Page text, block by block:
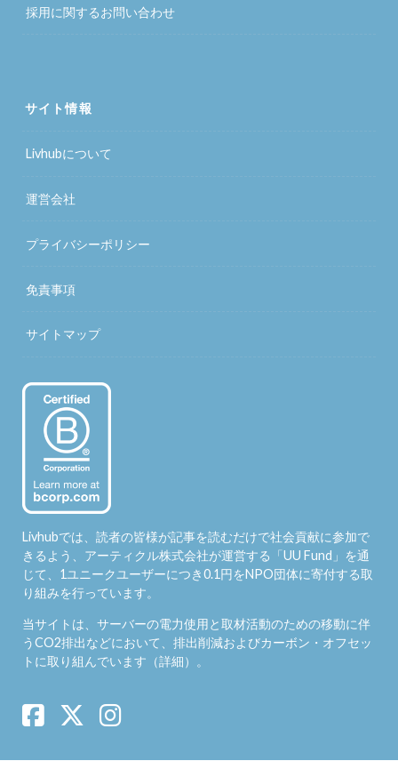
採用に関するお問い合わせ
サイト情報
Livhubについて
運営会社
プライバシーポリシー
免責事項
サイトマップ
Livhubでは、読者の皆様が記事を読むだけで社会貢献に参加で
きるよう、アーティクル株式会社が運営する「UU Fund 」を通
じて、1ユニークユーザーにつき0.1円をNPO団体に寄付する取
り組みを行っています。
当サイトは、サーバーの電力使用と取材活動のための移動に伴
うCO2排出などにおいて、排出削減およびカーボン・オフセッ
トに取り組んでいます（詳細）。